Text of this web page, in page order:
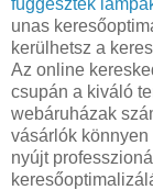
unas
kerülhetsz a
Az online
csupán a kiváló
webáruházak
vásárlók
nyújt